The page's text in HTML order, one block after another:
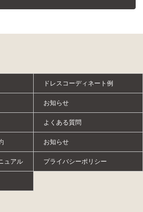
ドレスコーディネート例
お知らせ
よくある質問
お知らせ
ュアル プライバシーポリシー